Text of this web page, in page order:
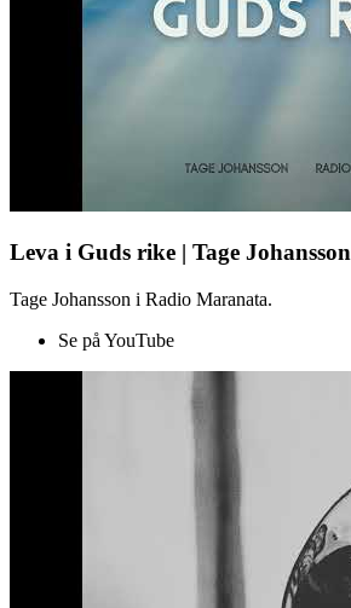
Leva i Guds rike | Tage Johansson
Tage Johansson i Radio Maranata.
Se på YouTube